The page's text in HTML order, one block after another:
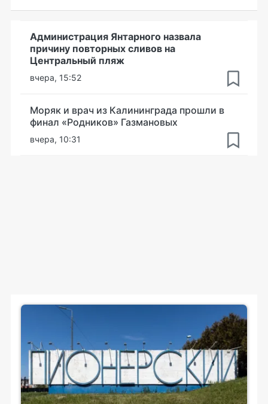
Администрация Янтарного назвала
причину повторных сливов на
Центральный пляж
вчера, 15:52
Моряк и врач из Калининграда прошли в
финал «Родников» Газмановых
вчера, 10:31